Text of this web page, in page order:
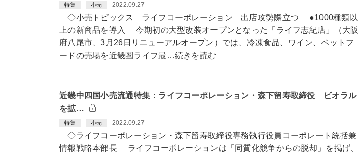
特集 小売 2022.09.27
◇小売トピックス ライフコーポレーション 出店攻勢際立つ ●1000種類以
上の新商品を導入 今期初の大型改装オープンとなった「ライフ志紀店」（大阪
府八尾市、3月26日リニューアルオープン）では、冷凍食品、ワイン、ペットフ
ードの売場を近畿圏ライフ最…続きを読む
近畿中四国小売流通特集：ライフコーポレーション・森下留寿取締役 ビオラル
を拡…
特集 小売 2022.09.27
◇ライフコーポレーション・森下留寿取締役専務執行役員コーポレート統括兼
情報戦略本部長 ライフコーポレーションは「同質化競争からの脱却」を掲げ、